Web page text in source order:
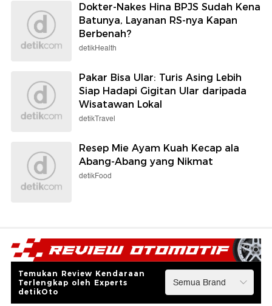
Dokter-Nakes Hina BPJS Sudah Kena
Batunya, Layanan RS-nya Kapan
Berbenah?
detikHealth
Pakar Bisa Ular: Turis Asing Lebih
Siap Hadapi Gigitan Ular daripada
Wisatawan Lokal
detikTravel
Resep Mie Ayam Kuah Kecap ala
Abang-Abang yang Nikmat
detikFood
Temukan Review Kendaraan
Terlengkap oleh Experts
detikOto